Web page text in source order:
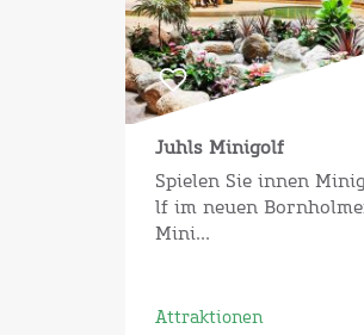
Juhls Minigolf
Spielen Sie innen
lf im neuen
Mini...
Attraktionen